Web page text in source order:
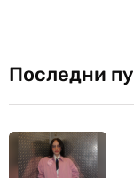
Последни